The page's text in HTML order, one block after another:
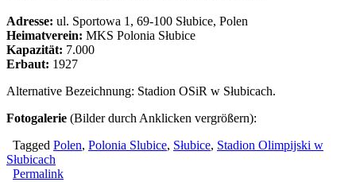
Adresse: ul. Sportowa 1, 69-100 Słubice, Polen
Heimatverein: MKS Polonia Słubice
Kapazität: 7.000
Erbaut: 1927
Alternative Bezeichnung: Stadion OSiR w Słubicach.
Fotogalerie (Bilder durch Anklicken vergrößern):
Tagged Polen, Polonia Slubice, Słubice, Stadion Olimpijski w
Słubicach
Permalink